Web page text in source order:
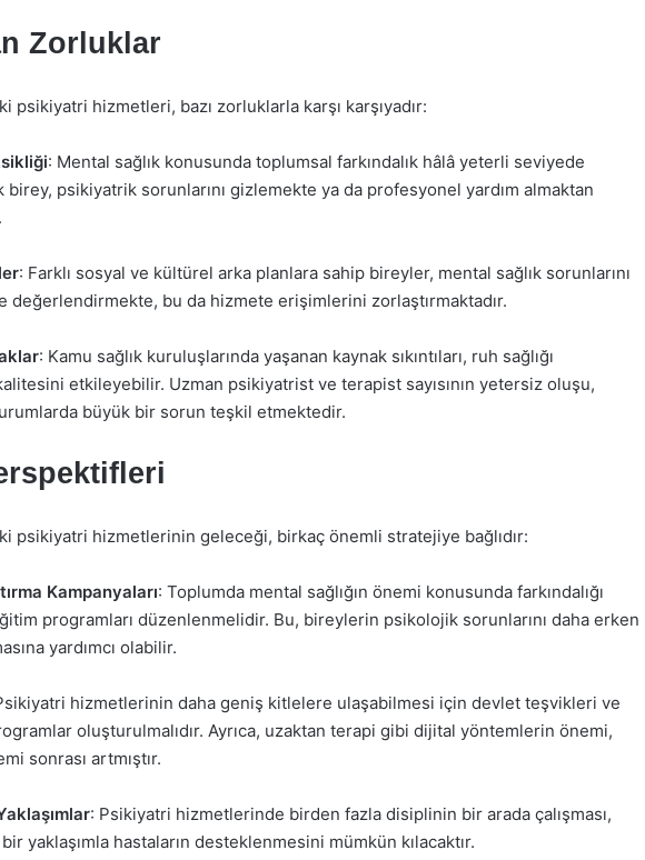
Zorluklar
psikiyatri hizmetleri, bazı zorluklarla karşı karşıyadır:
: Mental sağlık konusunda toplumsal farkındalık hâlâ yeterli seviyede
psikiyatrik sorunlarını gizlemekte ya da profesyonel yardım almaktan
: Farklı sosyal ve kültürel arka planlara sahip bireyler, mental sağlık sorunlarını
değerlendirmekte, bu da hizmete erişimlerini zorlaştırmaktadır.
: Kamu sağlık kuruluşlarında yaşanan kaynak sıkıntıları, ruh sağlığı
etkileyebilir. Uzman psikiyatrist ve terapist sayısının yetersiz oluşu,
büyük bir sorun teşkil etmektedir.
psikiyatri hizmetlerinin geleceği, birkaç önemli stratejiye bağlıdır:
Kampanyaları: Toplumda mental sağlığın önemi konusunda farkındalığı
programları düzenlenmelidir. Bu, bireylerin psikolojik sorunlarını daha erken
yardımcı olabilir.
hizmetlerinin daha geniş kitlelere ulaşabilmesi için devlet teşvikleri ve
oluşturulmalıdır. Ayrıca, uzaktan terapi gibi dijital yöntemlerin önemi,
sonrası artmıştır.
: Psikiyatri hizmetlerinde birden fazla disiplinin bir arada çalışması,
yaklaşımla hastaların desteklenmesini mümkün kılacaktır.